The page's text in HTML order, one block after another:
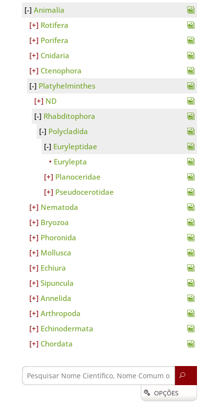
Animalia
Rotifera
Porifera
Cnidaria
Ctenophora
Platyhelminthes
ND
Rhabditophora
Polycladida
Euryleptidae
Eurylepta
Planoceridae
Pseudocerotidae
Nematoda
Bryozoa
Phoronida
Mollusca
Echiura
Sipuncula
Annelida
Arthropoda
Echinodermata
Chordata
U
 OPÇÕES